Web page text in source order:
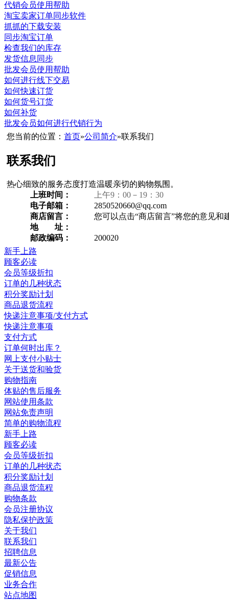
代销会员使用帮助
淘宝卖家订单同步软件
抓抓的下载安装
同步淘宝订单
检查我们的库存
发货信息同步
批发会员使用帮助
如何进行线下交易
如何快速订货
如何货号订货
如何补货
批发会员如何进行代销行为
您当前的位置： 首页»公司简介»联系我们
联系我们
热心细致的服务态度打造温暖亲切的购物氛围。
上班时间：
上午9：00－19：30
电子邮箱：
2850520660@qq.com
商店留言：
您可以点击“商店留言”将您的意见和
地 址：
邮政编码：
200020
新手上路
顾客必读
会员等级折扣
订单的几种状态
积分奖励计划
商品退货流程
快递注意事项/支付方式
快递注意事项
支付方式
订单何时出库？
网上支付小贴士
关于送货和验货
购物指南
体贴的售后服务
网站使用条款
网站免责声明
简单的购物流程
新手上路
顾客必读
会员等级折扣
订单的几种状态
积分奖励计划
商品退货流程
购物条款
会员注册协议
隐私保护政策
关于我们
联系我们
招聘信息
最新公告
促销信息
业务合作
站点地图